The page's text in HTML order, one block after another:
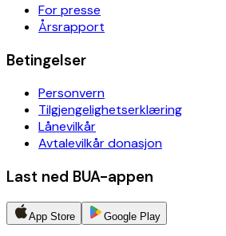
For presse
Årsrapport
Betingelser
Personvern
Tilgjengelighetserklæring
Lånevilkår
Avtalevilkår donasjon
Last ned BUA-appen
App Store Google Play